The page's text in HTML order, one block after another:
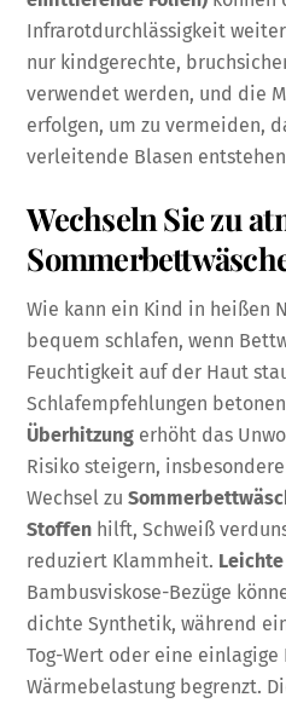
Infrarotdurchlässigkeit
nur kindgerechte,
verwendet werden, und die
erfolgen, um zu vermeiden,
verleitende Blasen
Wechseln Sie zu
Wie kann ein Kind in heißen
bequem schlafen, wenn
Feuchtigkeit auf der Haut
Schlafempfehlungen
Überhitzung erhöht das
Risiko steigern,
Wechsel zu
Stoffen hilft, Schweiß
reduziert Klammheit.
Bambusviskose-Bezüge
dichte Synthetik, während
Tog-Wert oder eine einlagige
Wärmebelastung begrenzt.